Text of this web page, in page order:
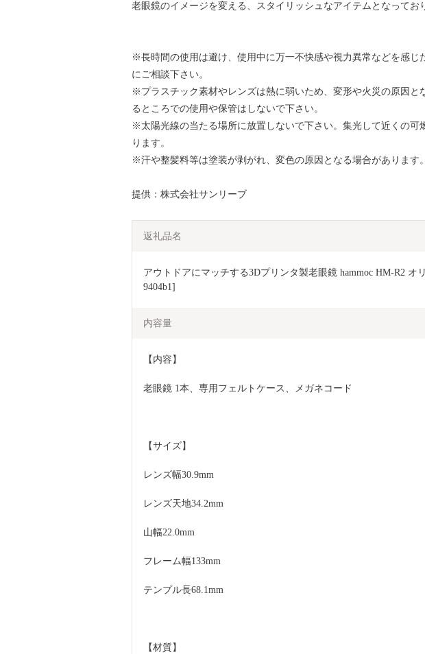
老眼鏡のイメージを変える、スタイリッシュなアイテムとなってお
※長時間の使用は避け、使用中に万一不快感や視力異常などを感じ
にご相談下さい。
※プラスチック素材やレンズは熱に弱いため、変形や火災の原因と
るところでの使用や保管はしないで下さい。
※太陽光線の当たる場所に放置しないで下さい。集光して近くの可
ります。
※汗や整髪料等は塗装が剥がれ、変色の原因となる場合があります。
提供：株式会社サンリーブ
返礼品名
アウトドアにマッチする3Dプリンタ製老眼鏡 hammoc HM-R2 オ
9404b1]
内容量
【内容】
老眼鏡 1本、専用フェルトケース、メガネコード
【サイズ】
レンズ幅30.9mm
レンズ天地34.2mm
山幅22.0mm
フレーム幅133mm
テンプル長68.1mm
【材質】